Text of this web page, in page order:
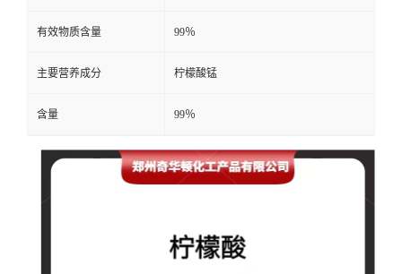
有效物质含量 99％
主要营养成分 柠檬酸锰
含量 99％